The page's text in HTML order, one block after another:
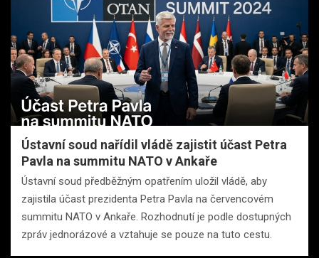
Ústavní soud nařídil vládě zajistit účast Petra
Pavla na summitu NATO v Ankaře
Ústavní soud předběžným opatřením uložil vládě, aby
zajistila účast prezidenta Petra Pavla na červencovém
summitu NATO v Ankaře. Rozhodnutí je podle dostupných
zpráv jednorázové a vztahuje se pouze na tuto cestu.